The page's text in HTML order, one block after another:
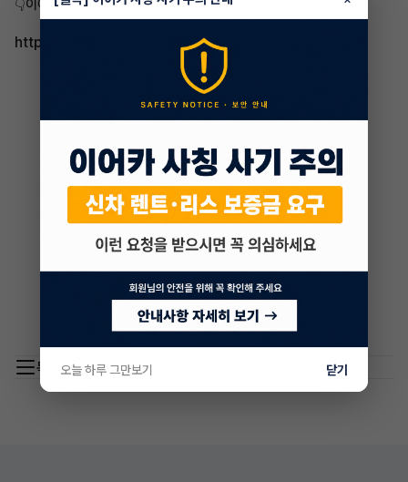
👇이어카 어플에서 차량정보 확인👇
https://app.eacar.co.kr/share/eacar/22697
목록 이동
오늘 하루 그만보기 닫기